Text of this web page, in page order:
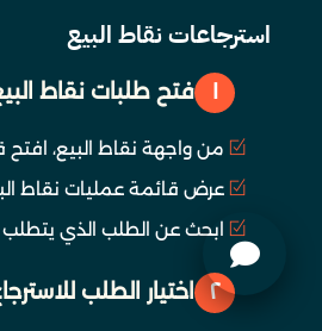
استرجاعات نقاط البيع
فتح طلبات نقاط
من واجهة نقاط البيع، افتح
عرض قائمة عمليات نقاط
ابحث عن الطلب الذي يتطلب
٢ اختيار الطلب